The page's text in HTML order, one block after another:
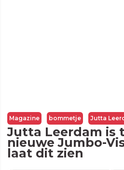
Magazine bommetje Jutta
Jutta Leerdam is
nieuwe Jumbo-
laat dit zien